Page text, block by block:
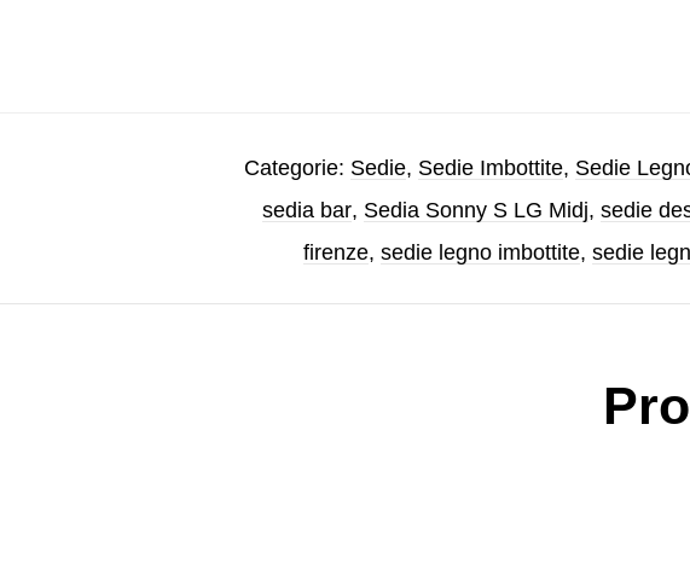
Categorie: Sedie, Sedie Imbottite, Sedie
sedia bar, Sedia Sonny S LG Midj, sedie
firenze, sedie legno imbottite, sedie